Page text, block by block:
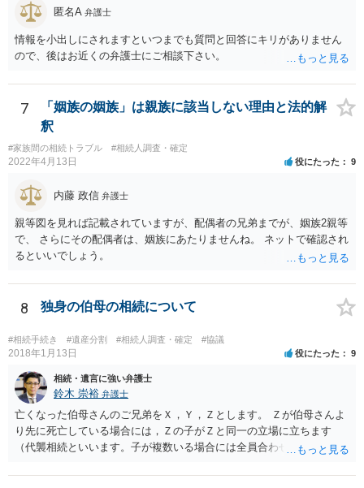
人は応じない姿勢を示していることから，実現は困難だと思います。
しどころ）としては，譲歩することを甘受しなければならないかもし
れません。
匿名A 弁護士
情報を小出しにされますといつまでも質問と回答にキリがありません
ので、後はお近くの弁護士にご相談下さい。
7
「姻族の姻族」は親族に該当しない理由と法的解
釈
#家族間の相続トラブル #相続人調査・確定
2022年4月13日 役にたった 9
内藤 政信 弁護士
親等図を見れば記載されていますが、配偶者の兄弟までが、姻族2親等
で、 さらにその配偶者は、姻族にあたりませんね。 ネットで確認され
るといいでしょう。
8 独身の伯母の相続について
#相続手続き #遺産分割 #相続人調査・確定 #協議
2018年1月13日 役にたった 9
相続・遺言に強い弁護士
鈴木 崇裕 弁護士
亡くなった伯母さんのご兄弟をＸ，Ｙ，Ｚとします。 Ｚが伯母さんよ
り先に死亡している場合には，Ｚの子がＺと同一の立場に立ちます
（代襲相続といいます。子が複数いる場合には全員合わせてＺと同一
つの相続分を有していますので， そのことを前提として，遺産分割協